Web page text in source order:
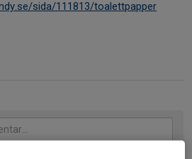
sida/111813/toalettpapper